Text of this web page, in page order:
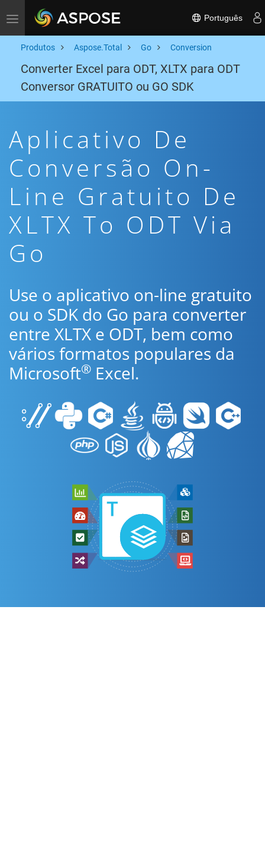
Toggle navigation Português
Produtos Aspose.Total Go Conversion
Converter Excel para ODT, XLTX para ODT
Conversor GRATUITO ou GO SDK
Aplicativo De
Conversão On-
Line Gratuito De
XLTX To ODT Via
Go
Use o aplicativo on-line gratuito
ou o SDK do Go para converter
entre XLTX e ODT, bem como
vários formatos populares da
Microsoft® Excel.